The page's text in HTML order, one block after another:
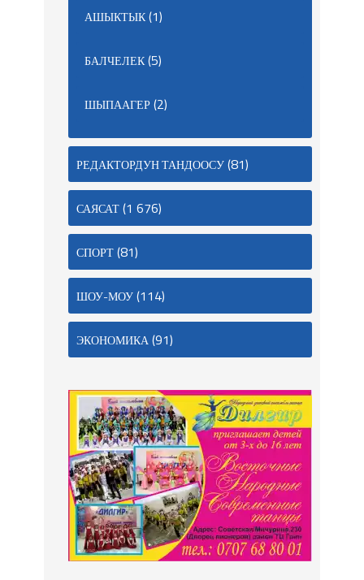
АШЫКТЫК(1)
БАЛЧЕЛЕК(5)
ШЫПААГЕР(2)
РЕДАКТОРДУН ТАНДООСУ(81)
САЯСАТ(1 676)
СПОРТ(81)
ШОУ-МОУ(114)
ЭКОНОМИКА(91)